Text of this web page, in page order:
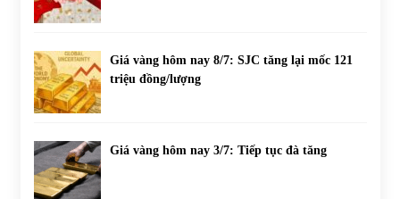
Giá vàng hôm nay 8/7: SJC tăng lại mốc 121
triệu đồng/lượng
Giá vàng hôm nay 3/7: Tiếp tục đà tăng